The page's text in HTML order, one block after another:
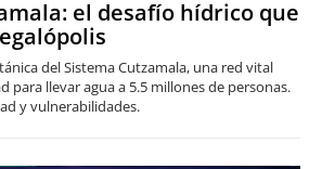
el desafío hídrico que
del Sistema Cutzamala, una red vital
para llevar agua a 5.5 millones de personas.
y vulnerabilidades.